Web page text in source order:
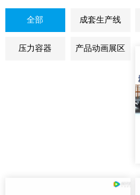
全部 成套生产线
压力容器 产品动画展区